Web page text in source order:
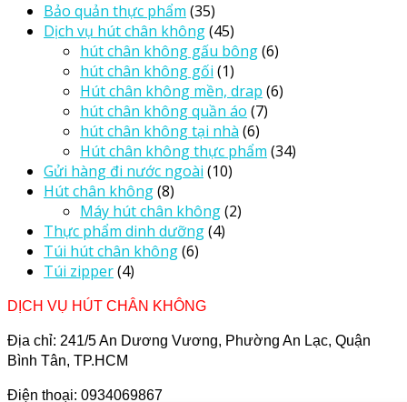
Bảo quản thực phẩm (35)
Dịch vụ hút chân không(45)
hút chân không gấu bông(6)
hút chân không gối (1)
Hút chân không mền, drap (6)
hút chân không quần áo (7)
hút chân không tại nhà (6)
Hút chân không thực phẩm (34)
Gửi hàng đi nước ngoài (10)
Hút chân không(8)
Máy hút chân không(2)
Thực phẩm dinh dưỡng(4)
Túi hút chân không(6)
Túi zipper(4)
DỊCH VỤ HÚT CHÂN KHÔNG
Địa chỉ: 241/5 An Dương Vương, Phường An Lạc, Quận
Bình Tân, TP.HCM
Điện thoại: 0934069867